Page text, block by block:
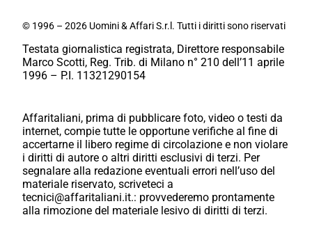
© 1996 – 2026 Uomini & Affari S.r.l. Tutti i diritti sono riservati
Testata giornalistica registrata, Direttore responsabile
Marco Scotti, Reg. Trib. di Milano n° 210 dell’11 aprile
1996 – P.I. 11321290154
Affaritaliani, prima di pubblicare foto, video o testi da
internet, compie tutte le opportune verifiche al fine di
accertarne il libero regime di circolazione e non violare
i diritti di autore o altri diritti esclusivi di terzi. Per
segnalare alla redazione eventuali errori nell’uso del
materiale riservato, scriveteci a
tecnici@affaritaliani.it.: provvederemo prontamente
alla rimozione del materiale lesivo di diritti di terzi.